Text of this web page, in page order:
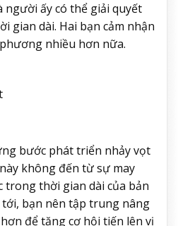
người ấy có thể giải quyết
gian dài. Hai bạn cảm nhận
nhiều hơn nữa.
bước phát triển nhảy vọt
không đến từ sự may
trong thời gian dài của bản
bạn nên tập trung nâng
để tăng cơ hội tiến lên vị